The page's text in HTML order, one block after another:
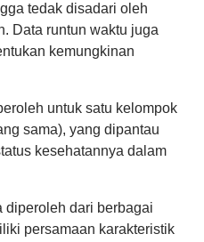
tedak disadari oleh
Data runtun waktu juga
kemungkinan
untuk satu kelompok
sama), yang dipantau
kesehatannya dalam
diperoleh dari berbagai
persamaan karakteristik